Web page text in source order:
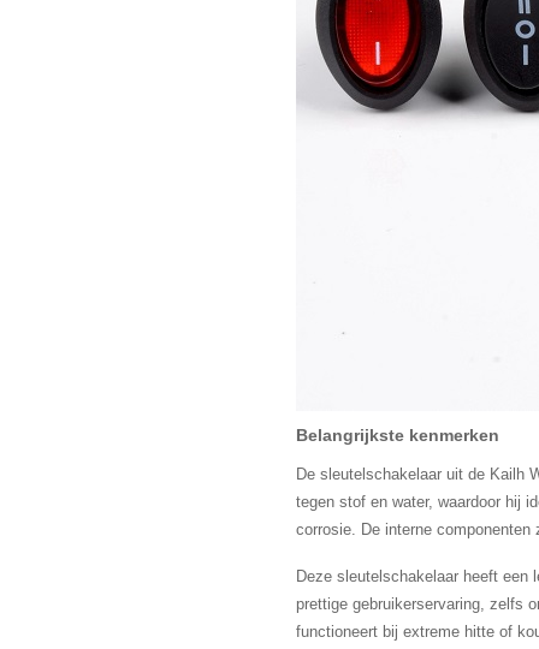
Belangrijkste kenmerken
De sleutelschakelaar uit de Kailh
tegen stof en water, waardoor hij
corrosie. De interne
Deze sleutelschakelaar heeft een
prettige gebruikerservaring, zelfs
functioneert bij extreme hitte of